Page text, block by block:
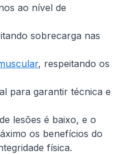
ao nível de
sobrecarga nas
, respeitando os
para garantir técnica e
lesões é baixo, e o
os benefícios do
física.